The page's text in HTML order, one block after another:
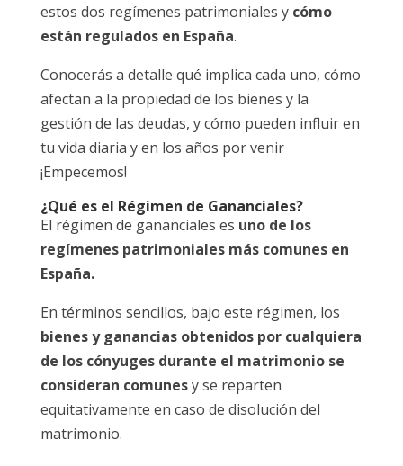
estos dos regímenes patrimoniales y cómo
están regulados en España.
Conocerás a detalle qué implica cada uno, cómo
afectan a la propiedad de los bienes y la
gestión de las deudas, y cómo pueden influir en
tu vida diaria y en los años por venir
¡Empecemos!
¿Qué es el Régimen de Gananciales?
El régimen de gananciales es uno de los
regímenes patrimoniales más comunes en
España.
En términos sencillos, bajo este régimen, los
bienes y ganancias obtenidos por cualquiera
de los cónyuges durante el matrimonio se
consideran comunesy se reparten
equitativamente en caso de disolución del
matrimonio.